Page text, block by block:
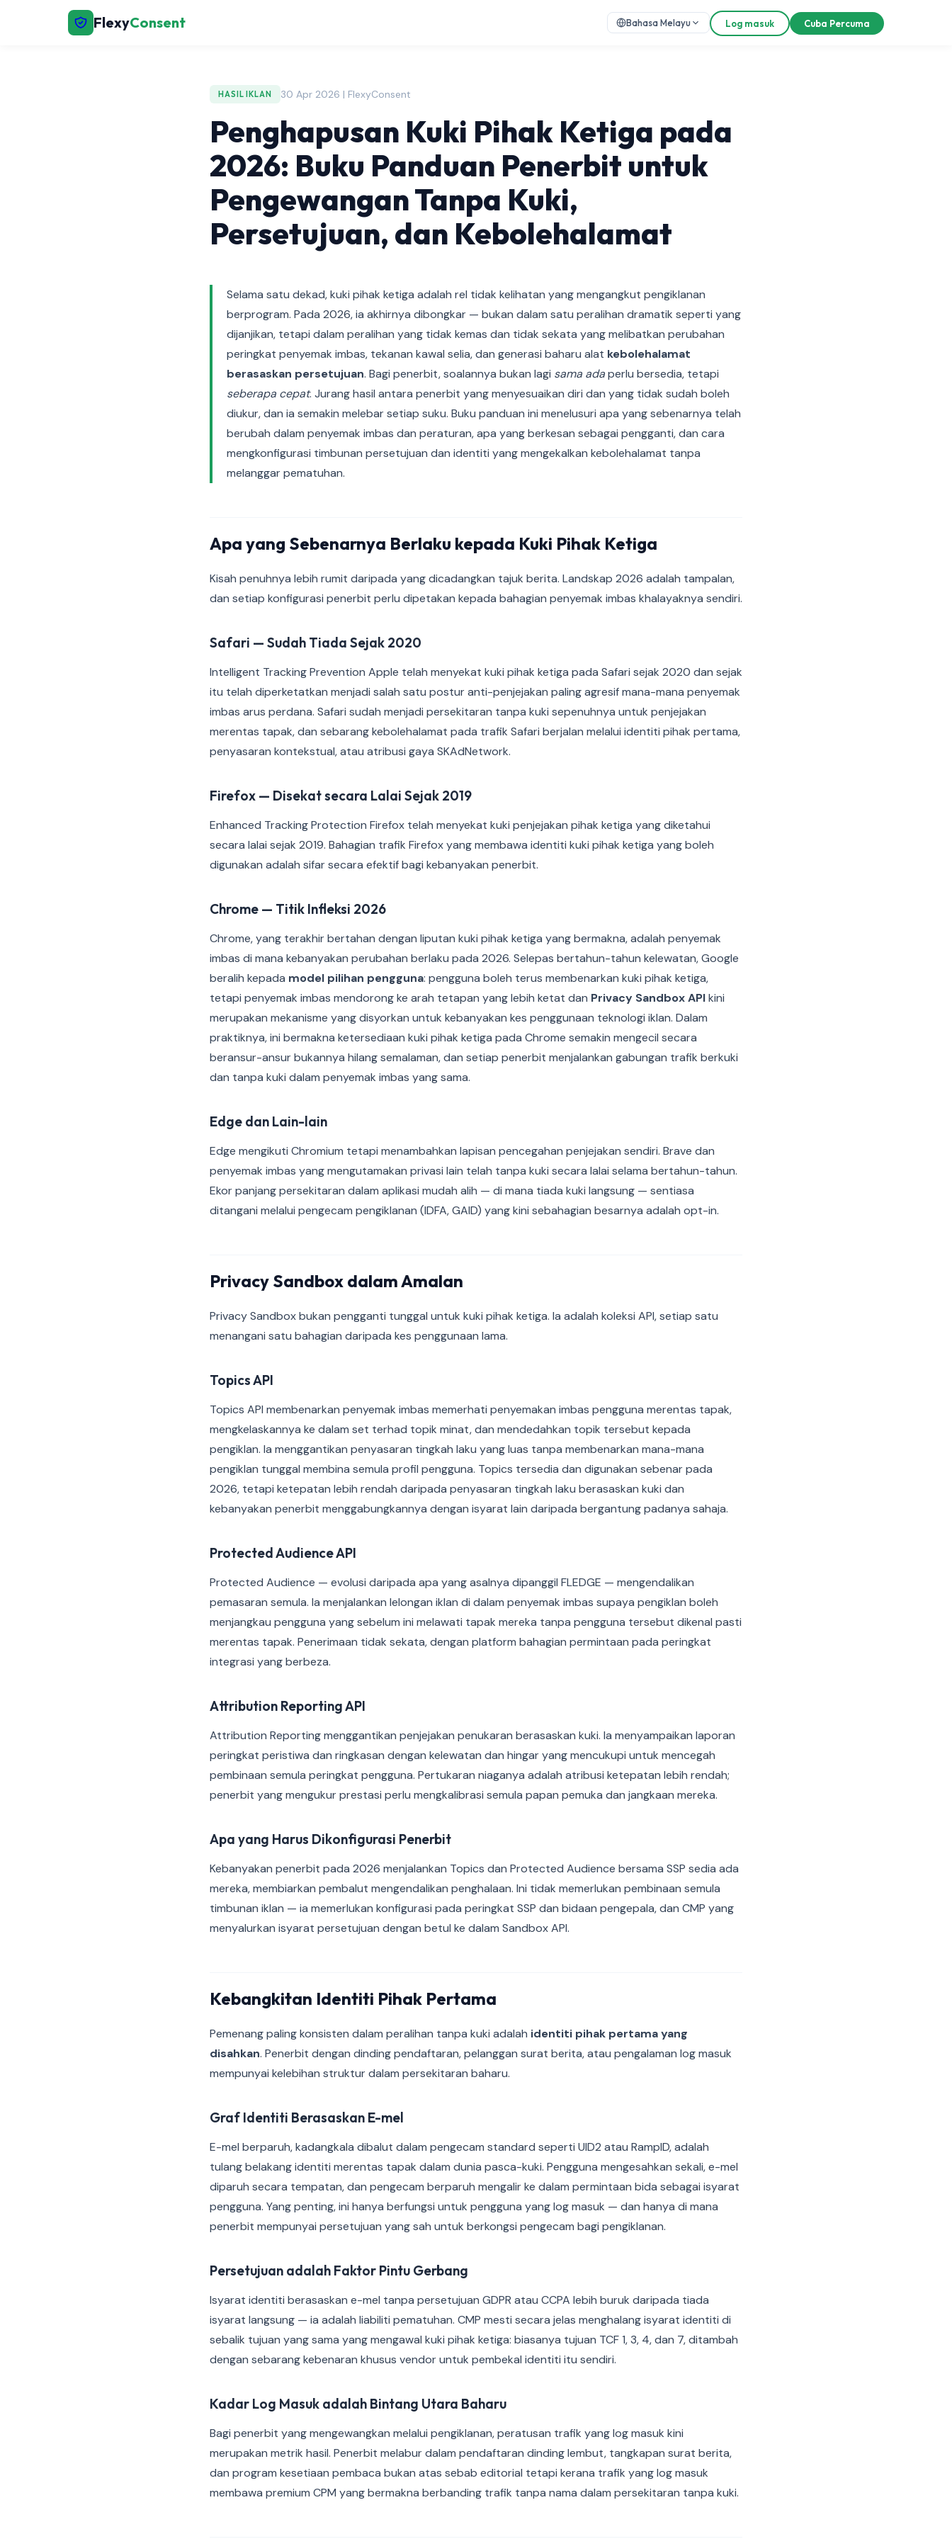
FlexyConsent Bahasa Melayu Log masuk Cuba Percuma
HASIL IKLAN 30 Apr 2026 | FlexyConsent
Penghapusan Kuki Pihak Ketiga pada
2026: Buku Panduan Penerbit untuk
Pengewangan Tanpa Kuki,
Persetujuan, dan Kebolehalamat
Selama satu dekad, kuki pihak ketiga adalah rel tidak kelihatan yang mengangkut pengiklanan
berprogram. Pada 2026, ia akhirnya dibongkar — bukan dalam satu peralihan dramatik seperti yang
dijanjikan, tetapi dalam peralihan yang tidak kemas dan tidak sekata yang melibatkan perubahan
peringkat penyemak imbas, tekanan kawal selia, dan generasi baharu alat kebolehalamat
berasaskan persetujuan. Bagi penerbit, soalannya bukan lagi sama adaperlu bersedia, tetapi
seberapa cepat. Jurang hasil antara penerbit yang menyesuaikan diri dan yang tidak sudah boleh
diukur, dan ia semakin melebar setiap suku. Buku panduan ini menelusuri apa yang sebenarnya telah
berubah dalam penyemak imbas dan peraturan, apa yang berkesan sebagai pengganti, dan cara
mengkonfigurasi timbunan persetujuan dan identiti yang mengekalkan kebolehalamat tanpa
melanggar pematuhan.
Apa yang Sebenarnya Berlaku kepada Kuki Pihak Ketiga
Kisah penuhnya lebih rumit daripada yang dicadangkan tajuk berita. Landskap 2026 adalah tampalan,
dan setiap konfigurasi penerbit perlu dipetakan kepada bahagian penyemak imbas khalayaknya sendiri.
Safari — Sudah Tiada Sejak 2020
Intelligent Tracking Prevention Apple telah menyekat kuki pihak ketiga pada Safari sejak 2020 dan sejak
itu telah diperketatkan menjadi salah satu postur anti-penjejakan paling agresif mana-mana penyemak
imbas arus perdana. Safari sudah menjadi persekitaran tanpa kuki sepenuhnya untuk penjejakan
merentas tapak, dan sebarang kebolehalamat pada trafik Safari berjalan melalui identiti pihak pertama,
penyasaran kontekstual, atau atribusi gaya SKAdNetwork.
Firefox — Disekat secara Lalai Sejak 2019
Enhanced Tracking Protection Firefox telah menyekat kuki penjejakan pihak ketiga yang diketahui
secara lalai sejak 2019. Bahagian trafik Firefox yang membawa identiti kuki pihak ketiga yang boleh
digunakan adalah sifar secara efektif bagi kebanyakan penerbit.
Chrome — Titik Infleksi 2026
Chrome, yang terakhir bertahan dengan liputan kuki pihak ketiga yang bermakna, adalah penyemak
imbas di mana kebanyakan perubahan berlaku pada 2026. Selepas bertahun-tahun kelewatan, Google
beralih kepada model pilihan pengguna: pengguna boleh terus membenarkan kuki pihak ketiga,
tetapi penyemak imbas mendorong ke arah tetapan yang lebih ketat dan Privacy Sandbox APIkini
merupakan mekanisme yang disyorkan untuk kebanyakan kes penggunaan teknologi iklan. Dalam
praktiknya, ini bermakna ketersediaan kuki pihak ketiga pada Chrome semakin mengecil secara
beransur-ansur bukannya hilang semalaman, dan setiap penerbit menjalankan gabungan trafik berkuki
dan tanpa kuki dalam penyemak imbas yang sama.
Edge dan Lain-lain
Edge mengikuti Chromium tetapi menambahkan lapisan pencegahan penjejakan sendiri. Brave dan
penyemak imbas yang mengutamakan privasi lain telah tanpa kuki secara lalai selama bertahun-tahun.
Ekor panjang persekitaran dalam aplikasi mudah alih — di mana tiada kuki langsung — sentiasa
ditangani melalui pengecam pengiklanan (IDFA, GAID) yang kini sebahagian besarnya adalah opt-in.
Privacy Sandbox dalam Amalan
Privacy Sandbox bukan pengganti tunggal untuk kuki pihak ketiga. Ia adalah koleksi API, setiap satu
menangani satu bahagian daripada kes penggunaan lama.
Topics API
Topics API membenarkan penyemak imbas memerhati penyemakan imbas pengguna merentas tapak,
mengkelaskannya ke dalam set terhad topik minat, dan mendedahkan topik tersebut kepada
pengiklan. Ia menggantikan penyasaran tingkah laku yang luas tanpa membenarkan mana-mana
pengiklan tunggal membina semula profil pengguna. Topics tersedia dan digunakan sebenar pada
2026, tetapi ketepatan lebih rendah daripada penyasaran tingkah laku berasaskan kuki dan
kebanyakan penerbit menggabungkannya dengan isyarat lain daripada bergantung padanya sahaja.
Protected Audience API
Protected Audience — evolusi daripada apa yang asalnya dipanggil FLEDGE — mengendalikan
pemasaran semula. Ia menjalankan lelongan iklan di dalam penyemak imbas supaya pengiklan boleh
menjangkau pengguna yang sebelum ini melawati tapak mereka tanpa pengguna tersebut dikenal pasti
merentas tapak. Penerimaan tidak sekata, dengan platform bahagian permintaan pada peringkat
integrasi yang berbeza.
Attribution Reporting API
Attribution Reporting menggantikan penjejakan penukaran berasaskan kuki. Ia menyampaikan laporan
peringkat peristiwa dan ringkasan dengan kelewatan dan hingar yang mencukupi untuk mencegah
pembinaan semula peringkat pengguna. Pertukaran niaganya adalah atribusi ketepatan lebih rendah;
penerbit yang mengukur prestasi perlu mengkalibrasi semula papan pemuka dan jangkaan mereka.
Apa yang Harus Dikonfigurasi Penerbit
Kebanyakan penerbit pada 2026 menjalankan Topics dan Protected Audience bersama SSP sedia ada
mereka, membiarkan pembalut mengendalikan penghalaan. Ini tidak memerlukan pembinaan semula
timbunan iklan — ia memerlukan konfigurasi pada peringkat SSP dan bidaan pengepala, dan CMP yang
menyalurkan isyarat persetujuan dengan betul ke dalam Sandbox API.
Kebangkitan Identiti Pihak Pertama
Pemenang paling konsisten dalam peralihan tanpa kuki adalah identiti pihak pertama yang
disahkan. Penerbit dengan dinding pendaftaran, pelanggan surat berita, atau pengalaman log masuk
mempunyai kelebihan struktur dalam persekitaran baharu.
Graf Identiti Berasaskan E-mel
E-mel berparuh, kadangkala dibalut dalam pengecam standard seperti UID2 atau RampID, adalah
tulang belakang identiti merentas tapak dalam dunia pasca-kuki. Pengguna mengesahkan sekali, e-mel
diparuh secara tempatan, dan pengecam berparuh mengalir ke dalam permintaan bida sebagai isyarat
pengguna. Yang penting, ini hanya berfungsi untuk pengguna yang log masuk — dan hanya di mana
penerbit mempunyai persetujuan yang sah untuk berkongsi pengecam bagi pengiklanan.
Persetujuan adalah Faktor Pintu Gerbang
Isyarat identiti berasaskan e-mel tanpa persetujuan GDPR atau CCPA lebih buruk daripada tiada
isyarat langsung — ia adalah liabiliti pematuhan. CMP mesti secara jelas menghalang isyarat identiti di
sebalik tujuan yang sama yang mengawal kuki pihak ketiga: biasanya tujuan TCF 1, 3, 4, dan 7, ditambah
dengan sebarang kebenaran khusus vendor untuk pembekal identiti itu sendiri.
Kadar Log Masuk adalah Bintang Utara Baharu
Bagi penerbit yang mengewangkan melalui pengiklanan, peratusan trafik yang log masuk kini
merupakan metrik hasil. Penerbit melabur dalam pendaftaran dinding lembut, tangkapan surat berita,
dan program kesetiaan pembaca bukan atas sebab editorial tetapi kerana trafik yang log masuk
membawa premium CPM yang bermakna berbanding trafik tanpa nama dalam persekitaran tanpa kuki.